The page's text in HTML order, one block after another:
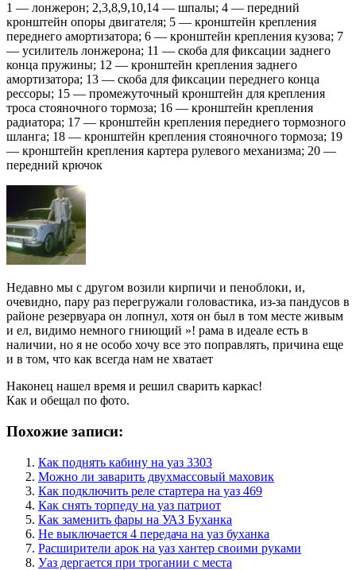
1 — лонжерон; 2,3,8,9,10,14 — шпалы; 4 — передний
кронштейн опоры двигателя; 5 — кронштейн крепления
переднего амортизатора; 6 — кронштейн крепления кузова; 7
— усилитель лонжерона; 11 — скоба для фиксации заднего
конца пружины; 12 — кронштейн крепления заднего
амортизатора; 13 — скоба для фиксации переднего конца
рессоры; 15 — промежуточный кронштейн для крепления
троса стояночного тормоза; 16 — кронштейн крепления
радиатора; 17 — кронштейн крепления переднего тормозного
шланга; 18 — кронштейн крепления стояночного тормоза; 19
— кронштейн крепления картера рулевого механизма; 20 —
передний крючок
Недавно мы с другом возили кирпичи и пеноблоки, и,
очевидно, пару раз перегружали головастика, из-за пандусов в
районе резервуара он лопнул, хотя он был в том месте живым
и ел, видимо немного гниющий »! рама в идеале есть в
наличии, но я не особо хочу все это поправлять, причина еще
и в том, что как всегда нам не хватает
Наконец нашел время и решил сварить каркас!
Как и обещал по фото.
Похожие записи:
Как поднять кабину на уаз 3303
Можно ли заварить двухмассовый маховик
Как подключить реле стартера на уаз 469
Как снять торпеду на уаз патриот
Как заменить фары на УАЗ Буханка
Не выключается 4 передача на уаз буханка
Расширители арок на уаз хантер своими руками
Уаз дергается при трогании с места